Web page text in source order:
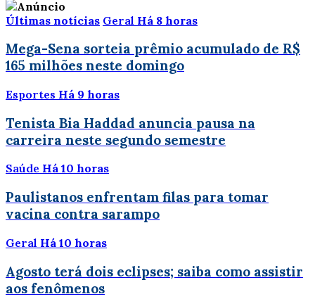
Últimas notícias Geral Há 8 horas
Mega-Sena sorteia prêmio acumulado de R$
165 milhões neste domingo
Esportes Há 9 horas
Tenista Bia Haddad anuncia pausa na
carreira neste segundo semestre
Saúde Há 10 horas
Paulistanos enfrentam filas para tomar
vacina contra sarampo
Geral Há 10 horas
Agosto terá dois eclipses; saiba como assistir
aos fenômenos